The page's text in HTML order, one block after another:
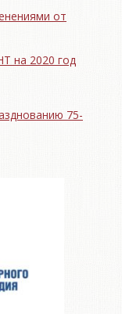
от
на 2020 год
75-